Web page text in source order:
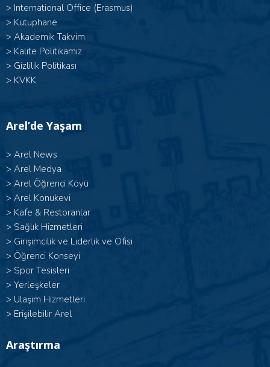
> International Office (Erasmus)
> Kütüphane
> Akademik Takvim
> Kalite Politikamız
> Gizlilik Politikası
> KVKK
Arel’de Yaşam
> Arel News
> Arel Medya
> Arel Öğrenci Köyü
> Arel Konukevi
> Kafe & Restoranlar
> Sağlık Hizmetleri
> Girişimcilik ve Liderlik ve Ofisi
> Öğrenci Konseyi
> Spor Tesisleri
> Yerleşkeler
> Ulaşım Hizmetleri
> Erişilebilir Arel
Araştırma